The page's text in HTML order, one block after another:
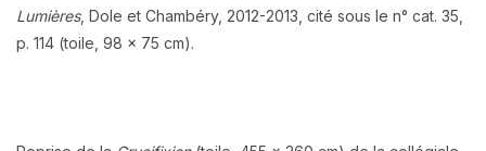
Lumières, Dole et Chambéry, 2012-2013, cité sous le n° cat. 35,
p. 114 (toile, 98 x 75 cm).